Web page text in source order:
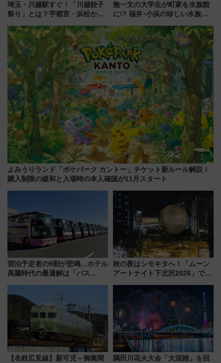
埼玉・川越駅すぐ！「川越餃子
祭り」とは？宇都宮・浜松から
を食べ比べ【7月25日・26日開
催】
無一文の大学生が町家を水族館
に!? 福井･小浜の珍しい水族
作体験、鯖街道の御食国など 小
浜観光レポ 第2弾
よみうりランド「ポケパーク カントー」チケット新ルール解説！
購入制限の緩和と入場時の本人確認が11月スタート
宿泊予定者の9割が悲鳴…ホテル
高騰時代の最適解は「バス
した、推し活遠征や観光時のリ
アルな懐事情
秋の夜はシモキタへ！「ムーン
アートナイト下北沢2026」でイ
を満喫しよう
【名鉄広見線】新可児～御嵩間
隅田川花火大会「大混雑」を回